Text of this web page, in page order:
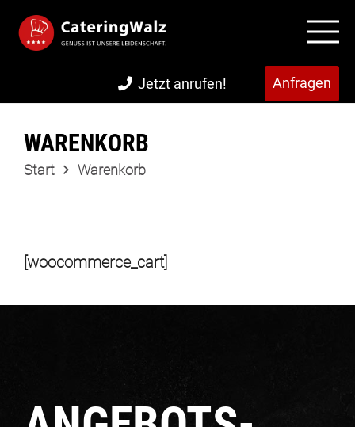
Jetzt anrufen! Anfragen
WARENKORB
Start Warenkorb
[woocommerce_cart]